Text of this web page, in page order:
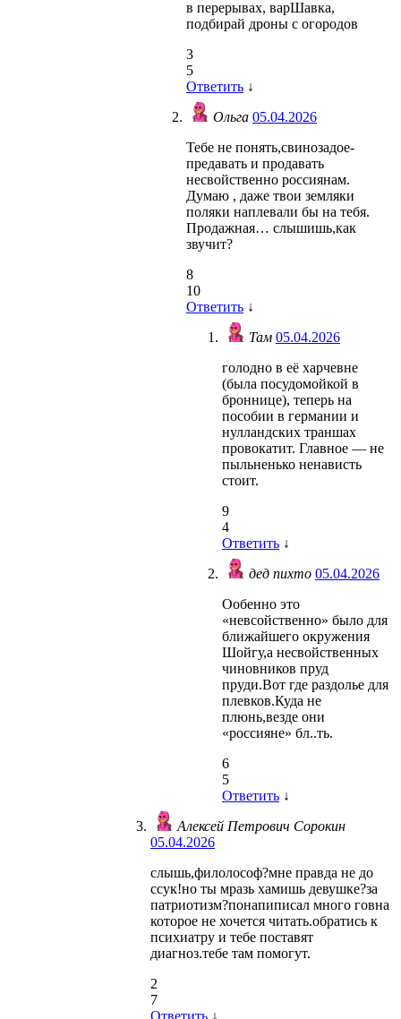
в перерывах, варШавка,
подбирай дроны с огородов
3
5
Ответить ↓
Ольга 05.04.2026
Тебе не понять,свинозадое-
предавать и продавать
несвойственно россиянам.
Думаю , даже твои земляки
поляки наплевали бы на тебя.
Продажная… слышишь,как
звучит?
8
10
Ответить ↓
Там 05.04.2026
голодно в её харчевне
(была посудомойкой в
броннице), теперь на
пособии в германии и
нулландских траншах
провокатит. Главное — не
пыльненько ненависть
стоит.
9
4
Ответить ↓
дед пихто 05.04.2026
Ообенно это
«невсойственно» было для
ближайшего окружения
Шойгу,а несвойственных
чиновников пруд
пруди.Вот где раздолье для
плевков.Куда не
плюнь,везде они
«россияне» бл..ть.
6
5
Ответить ↓
Алексей Петрович Сорокин
05.04.2026
слышь,филолософ?мне правда не до
ссук!но ты мразь хамишь девушке?за
патриотизм?понапиписал много говна
которое не хочется читать.обратись к
психиатру и тебе поставят
диагноз.тебе там помогут.
2
7